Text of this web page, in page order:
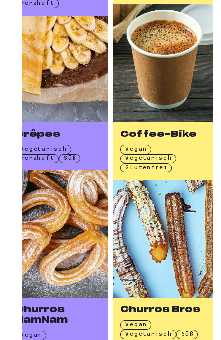
Herzhaft
Crêpes
Vegetarisch
Herzhaft
Süß
Coffee-Bike
Vegan
Vegetarisch
Glutenfrei
Churros
NamNam
Vegan
Churros Bros
Vegan
Vegetarisch
Süß